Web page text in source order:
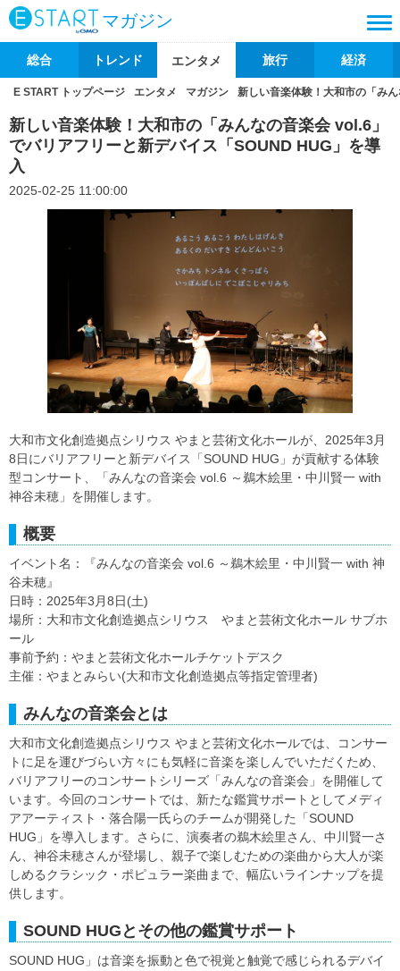
マガジン
総合 トレンド エンタメ 旅行 経済
E START トップページ エンタメ マガジン 新しい音楽体験！大和市の「み
新しい音楽体験！大和市の「みんなの音楽会 vol.6」
でバリアフリーと新デバイス「SOUND HUG」を導
入
2025-02-25 11:00:00
大和市文化創造拠点シリウス やまと芸術文化ホールが、2025年3月
8日にバリアフリーと新デバイス「SOUND HUG」が貢献する体験
型コンサート、「みんなの音楽会 vol.6 ～鵜木絵里・中川賢一 with
神谷未穂」を開催します。
概要
イベント名：『みんなの音楽会 vol.6 ～鵜木絵里・中川賢一 with 神
谷未穂』
日時：2025年3月8日(土)
場所：大和市文化創造拠点シリウス やまと芸術文化ホール サブホ
ール
事前予約：やまと芸術文化ホールチケットデスク
主催：やまとみらい(大和市文化創造拠点等指定管理者)
みんなの音楽会とは
大和市文化創造拠点シリウス やまと芸術文化ホールでは、コンサー
トに足を運びづらい方々にも気軽に音楽を楽しんでいただくため、
バリアフリーのコンサートシリーズ「みんなの音楽会」を開催して
います。今回のコンサートでは、新たな鑑賞サポートとしてメディ
アアーティスト・落合陽一氏らのチームが開発した「SOUND
HUG」を導入します。さらに、演奏者の鵜木絵里さん、中川賢一さ
ん、神谷未穂さんが登場し、親子で楽しむための楽曲から大人が楽
しめるクラシック・ポピュラー楽曲まで、幅広いラインナップを提
供します。
SOUND HUGとその他の鑑賞サポート
SOUND HUG」は音楽を振動と色で視覚と触覚で感じられるデバイ